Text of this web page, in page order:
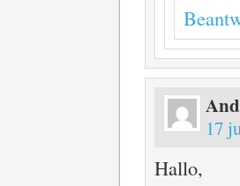
17
Hallo,